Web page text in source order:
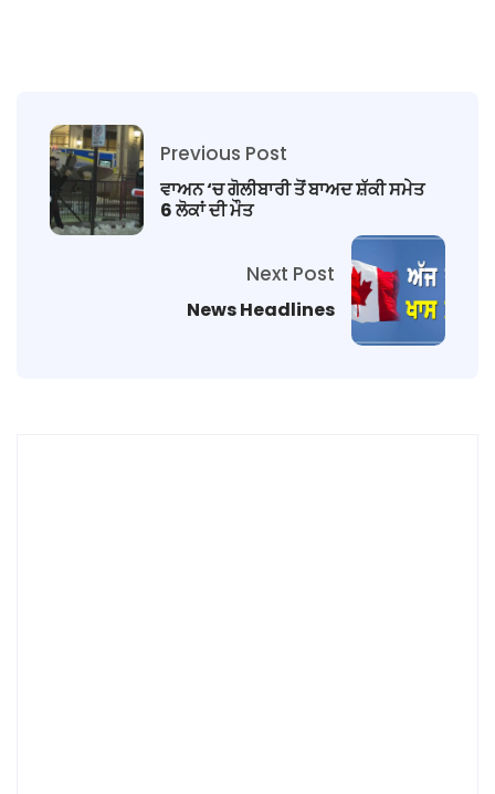
Previous Post
ਵਾਅਨ ‘ਚ ਗੋਲੀਬਾਰੀ ਤੋਂ ਬਾਅਦ ਸ਼ੱਕੀ ਸਮੇਤ
6 ਲੋਕਾਂ ਦੀ ਮੌਤ
Next Post
News Headlines